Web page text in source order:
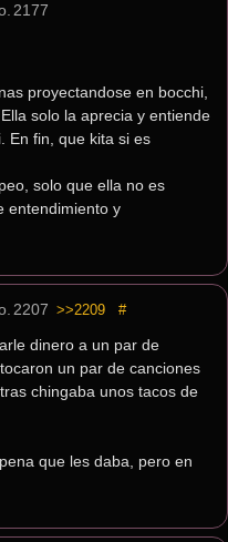
2177
proyectandose en bocchi,
solo la aprecia y entiende
En fin, que kita si es
solo que ella no es
entendimiento y
2207 >>2209 #
dinero a un par de
un par de canciones
chingaba unos tacos de
que les daba, pero en